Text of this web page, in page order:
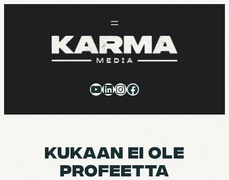
YouTube
LinkedIn
Instagram
Facebook
KUKAAN EI OLE
PROFEETTA